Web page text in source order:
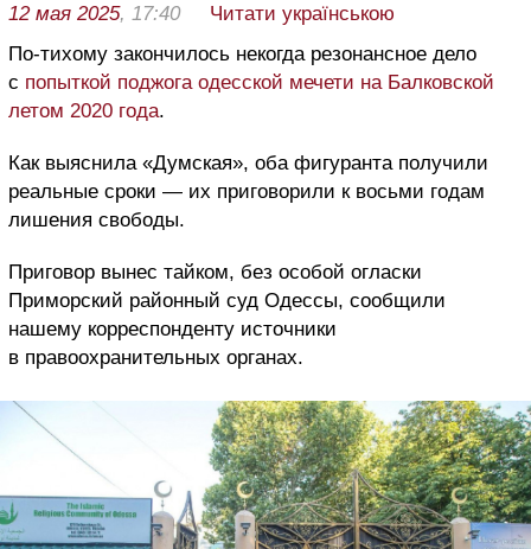
12 мая 2025, 17:40
Читати українською
По-тихому закончилось некогда резонансное дело
с попыткой поджога одесской мечети на Балковской
летом 2020 года.
Как выяснила «Думская», оба фигуранта получили
реальные сроки — их приговорили к восьми годам
лишения свободы.
Приговор вынес тайком, без особой огласки
Приморский районный суд Одессы, сообщили
нашему корреспонденту источники
в правоохранительных органах.